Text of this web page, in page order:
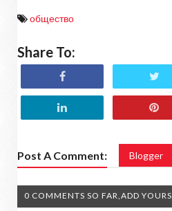
общество
Share To:
Post A Comment: Blogger
0 COMMENTS SO FAR,ADD YOURS